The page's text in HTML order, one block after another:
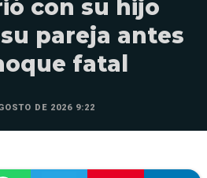
con su hijo
pareja antes
fatal
DE 2026 9:22